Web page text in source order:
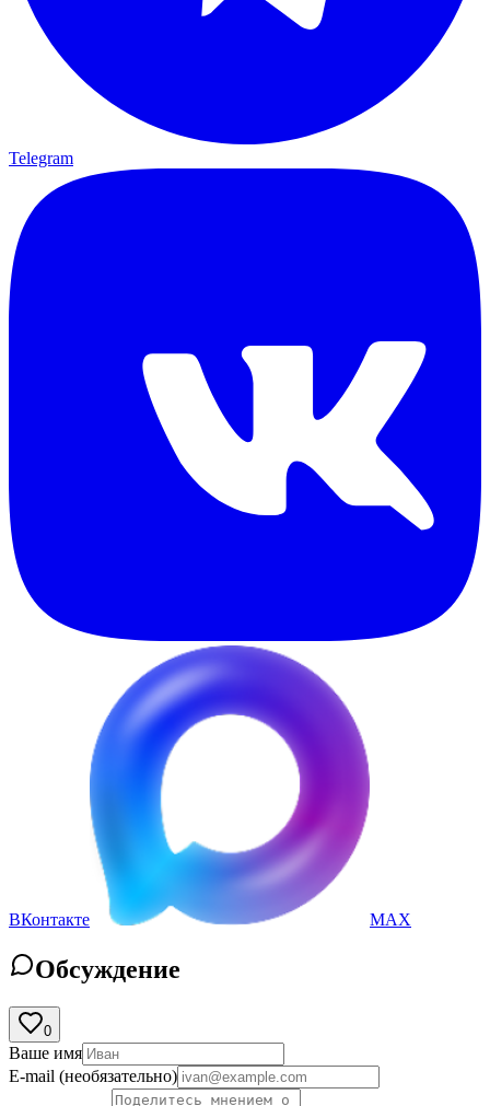
Telegram
ВКонтакте MAX
Обсуждение
0
Ваше имя
E-mail (необязательно)